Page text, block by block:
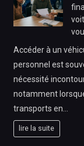
Accéder à un
personnel est
nécessité
notamment
transports en…
lire la suite